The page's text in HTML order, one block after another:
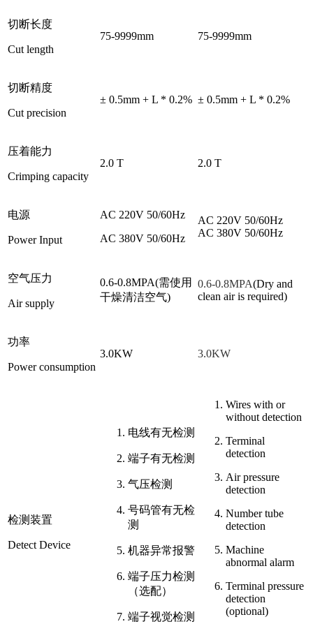
切断长度
Cut length
75-9999mm 75-9999mm
切断精度
Cut precision
± 0.5mm + L * 0.2% ± 0.5mm + L * 0.2%
压着能力
Crimping capacity
2.0 T 2.0 T
电源
Power Input
AC 220V 50/60Hz
AC 380V 50/60Hz
AC 220V 50/60Hz
AC 380V 50/60Hz
空气压力
Air supply
0.6-0.8MPA(需使用
干燥清洁空气)
0.6-0.8MPA(Dry and
clean air is required)
功率
Power consumption
3.0KW 3.0KW
检测装置
Detect Device
电线有无检测
端子有无检测
气压检测
号码管有无检
测
机器异常报警
端子压力检测
（选配）
端子视觉检测
Wires with or
without detection
Terminal
detection
Air pressure
detection
Number tube
detection
Machine
abnormal alarm
Terminal pressure
detection
(optional)